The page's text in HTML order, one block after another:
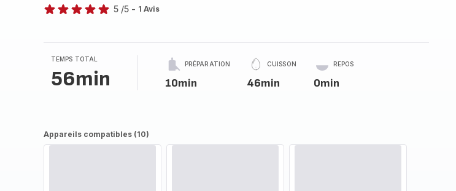
étoiles
(moyenne)
5 /5 - 1 Avis
TEMPS TOTAL
56min
PRÉPARATION
10min
CUISSON
46min
REPOS
0min
Appareils compatibles (10)